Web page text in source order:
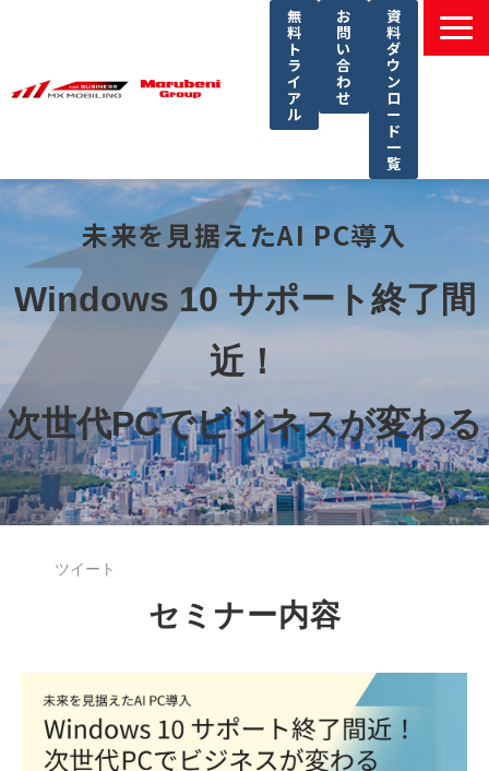
無
料
ト
ラ
イ
ア
ル
お
問
い
合
わ
せ
資
料
ダ
ウ
ン
ロ
ー
ド
一
覧
選ばれる理由
課題別ソリューション一覧
サービス一覧
導入事例
セミナー
よくあるご質問
未来を見据えたAI PC導入
Windows 10 サポート終了間
近！
次世代PCでビジネスが変わる
ツイート
セミナー内容